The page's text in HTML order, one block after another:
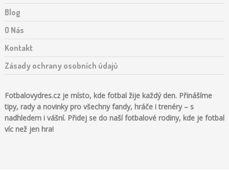
Blog
O Nás
Kontakt
Zásady ochrany osobních údajů
Fotbalovydres.cz je místo, kde fotbal žije každý den. Přinášíme
tipy, rady a novinky pro všechny fandy, hráče i trenéry – s
nadhledem i vášní. Přidej se do naší fotbalové rodiny, kde je fotbal
víc než jen hra!